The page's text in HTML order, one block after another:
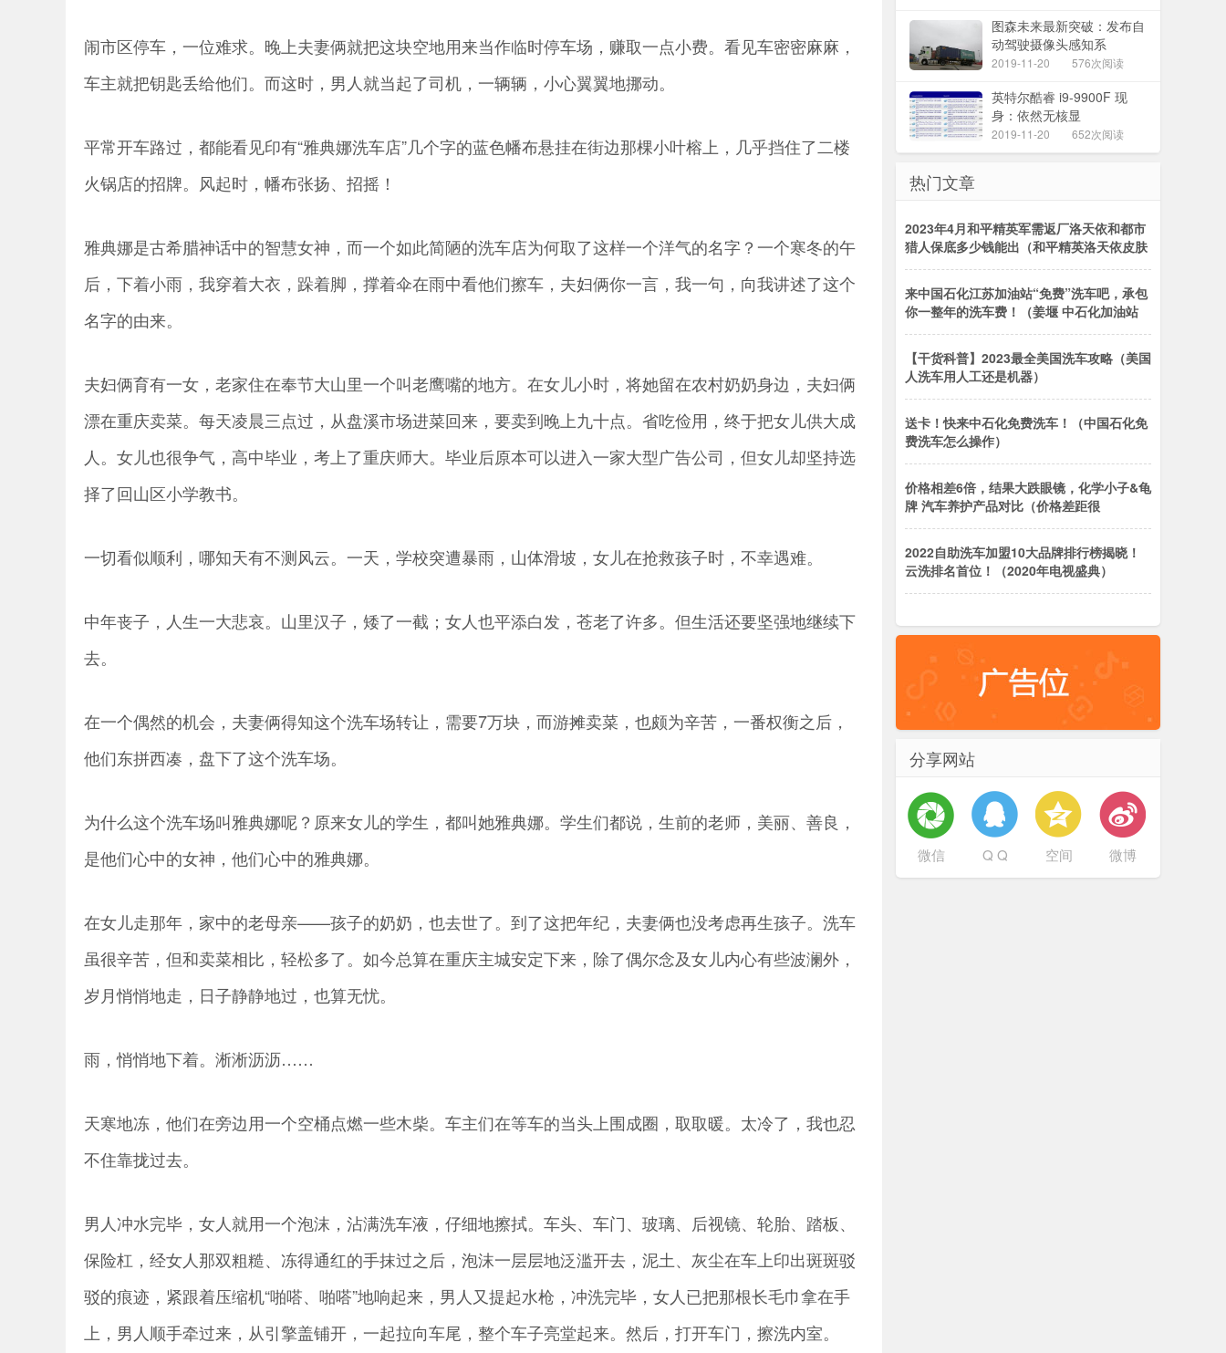
闹市区停车，一位难求。晚上夫妻俩就把这块空地用来当作临时停车场，赚取一点小费。看见车密密麻麻，
车主就把钥匙丢给他们。而这时，男人就当起了司机，一辆辆，小心翼翼地挪动。
平常开车路过，都能看见印有“雅典娜洗车店”几个字的蓝色幡布悬挂在街边那棵小叶榕上，几乎挡住了二楼
火锅店的招牌。风起时，幡布张扬、招摇！
雅典娜是古希腊神话中的智慧女神，而一个如此简陋的洗车店为何取了这样一个洋气的名字？一个寒冬的午
后，下着小雨，我穿着大衣，跺着脚，撑着伞在雨中看他们擦车，夫妇俩你一言，我一句，向我讲述了这个
名字的由来。
夫妇俩育有一女，老家住在奉节大山里一个叫老鹰嘴的地方。在女儿小时，将她留在农村奶奶身边，夫妇俩
漂在重庆卖菜。每天凌晨三点过，从盘溪市场进菜回来，要卖到晚上九十点。省吃俭用，终于把女儿供大成
人。女儿也很争气，高中毕业，考上了重庆师大。毕业后原本可以进入一家大型广告公司，但女儿却坚持选
择了回山区小学教书。
一切看似顺利，哪知天有不测风云。一天，学校突遭暴雨，山体滑坡，女儿在抢救孩子时，不幸遇难。
中年丧子，人生一大悲哀。山里汉子，矮了一截；女人也平添白发，苍老了许多。但生活还要坚强地继续下
去。
在一个偶然的机会，夫妻俩得知这个洗车场转让，需要7万块，而游摊卖菜，也颇为辛苦，一番权衡之后，
他们东拼西凑，盘下了这个洗车场。
为什么这个洗车场叫雅典娜呢？原来女儿的学生，都叫她雅典娜。学生们都说，生前的老师，美丽、善良，
是他们心中的女神，他们心中的雅典娜。
在女儿走那年，家中的老母亲——孩子的奶奶，也去世了。到了这把年纪，夫妻俩也没考虑再生孩子。洗车
虽很辛苦，但和卖菜相比，轻松多了。如今总算在重庆主城安定下来，除了偶尔念及女儿内心有些波澜外，
岁月悄悄地走，日子静静地过，也算无忧。
雨，悄悄地下着。淅淅沥沥……
天寒地冻，他们在旁边用一个空桶点燃一些木柴。车主们在等车的当头上围成圈，取取暖。太冷了，我也忍
不住靠拢过去。
男人冲水完毕，女人就用一个泡沫，沾满洗车液，仔细地擦拭。车头、车门、玻璃、后视镜、轮胎、踏板、
保险杠，经女人那双粗糙、冻得通红的手抹过之后，泡沫一层层地泛滥开去，泥土、灰尘在车上印出斑斑驳
驳的痕迹，紧跟着压缩机“啪嗒、啪嗒”地响起来，男人又提起水枪，冲洗完毕，女人已把那根长毛巾拿在手
上，男人顺手牵过来，从引擎盖铺开，一起拉向车尾，整个车子亮堂起来。然后，打开车门，擦洗内室。
图森未来最新突破：发布自
动驾驶摄像头感知系
2019-11-20 576次阅读
英特尔酷睿 i9-9900F 现
身：依然无核显
2019-11-20 652次阅读
热门文章
2023年4月和平精英军需返厂洛天依和都市
猎人保底多少钱能出（和平精英洛天依皮肤
来中国石化江苏加油站“免费”洗车吧，承包
你一整年的洗车费！（姜堰 中石化加油站
【干货科普】2023最全美国洗车攻略（美国
人洗车用人工还是机器）
送卡！快来中石化免费洗车！（中国石化免
费洗车怎么操作）
价格相差6倍，结果大跌眼镜，化学小子&龟
牌 汽车养护产品对比（价格差距很
2022自助洗车加盟10大品牌排行榜揭晓！
云洗排名首位！（2020年电视盛典）
分享网站
微信 Q Q 空间 微博